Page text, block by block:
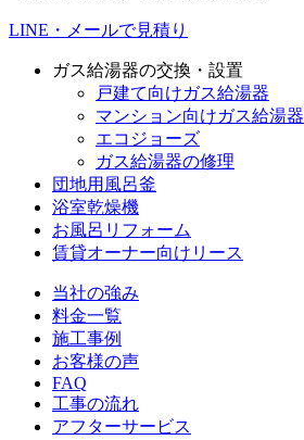
LINE・メールで見積り
ガス給湯器の交換・設置
戸建て向けガス給湯器
マンション向けガス給湯器
エコジョーズ
ガス給湯器の修理
団地用風呂釜
浴室乾燥機
お風呂リフォーム
賃貸オーナー向けリース
当社の強み
料金一覧
施工事例
お客様の声
FAQ
工事の流れ
アフターサービス